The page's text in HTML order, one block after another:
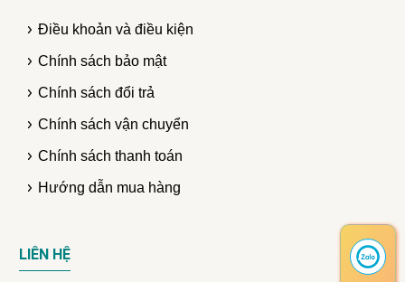
Điều khoản và điều kiện
Chính sách bảo mật
Chính sách đổi trả
Chính sách vận chuyển
Chính sách thanh toán
Hướng dẫn mua hàng
LIÊN HỆ